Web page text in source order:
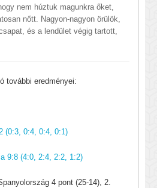
nem húztuk magunkra őket,
nőtt. Nagyon-nagyon örülök,
és a lendület végig tartott,
további eredményei:
(0:3, 0:4, 0:4, 0:1)
9:8 (4:0, 2:4, 2:2, 1:2)
4 pont (25-14), 2.